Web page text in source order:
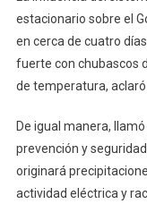
estacionario sobre el
en cerca de cuatro
fuerte con chubascos
de temperatura,
De igual manera,
prevención y
originará
actividad eléctrica y